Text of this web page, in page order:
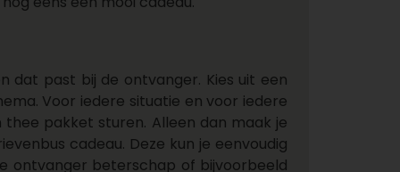
dat past bij de ontvanger. Kies uit een
Voor iedere situatie en voor iedere
pakket sturen. Alleen dan maak je
cadeau. Deze kun je eenvoudig
ontvanger beterschap of bijvoorbeeld